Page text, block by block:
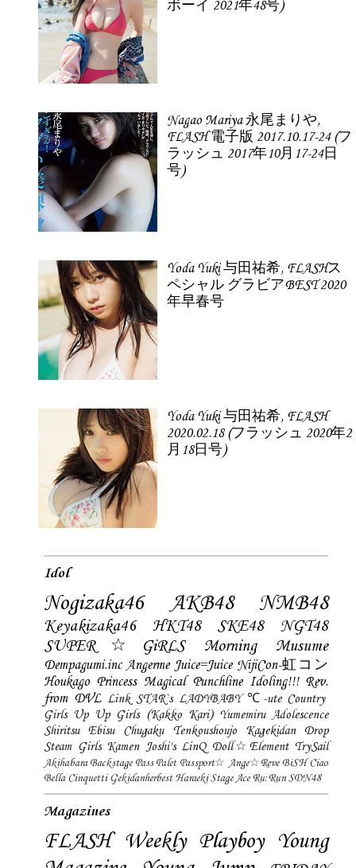
ボーイ 2021年48号)
Nagao Mariya 永尾まりや,
FLASH 電子版 2017.10.17-24 (フ
ラッシュ 2017年10月17-24日
号)
Yoda Yuki 与田祐希, FLASHス
ペシャル グラビアBEST 2020
年早春号
Yoda Yuki 与田祐希, FLASH
2020.02.18 (フラッシュ 2020年2
月18日号)
Idol
Nogizaka46 AKB48 NMB48
Keyakizaka46 HKT48 SKE48
NGT48
SUPER☆GiRLS
Morning Musume
Dempagumi.inc Angerme Juice=Juice NijiCon-虹コン
Houkago Princess Magical Punchline Idoling!!! Rev.
from DVL Link STAR`s LADYBABY ℃-ute Country
Girls Up Up Girls (Kakko Kari) Yumemiru Adolescence
Shiritsu Ebisu Chugaku
Tenkoushoujo Kagekidan
Drop
Steam Girls Kamen Joshi's LinQ Doll☆Element TrySail
Akihabara Backstage Pass Palet Passport☆ Ange☆Reve BiSH Ciao
Bella Cinquetti Gekidanherbest Haraeki Stage Ace Ru:Run SDN48
Magazines
FLASH Weekly Playboy Young